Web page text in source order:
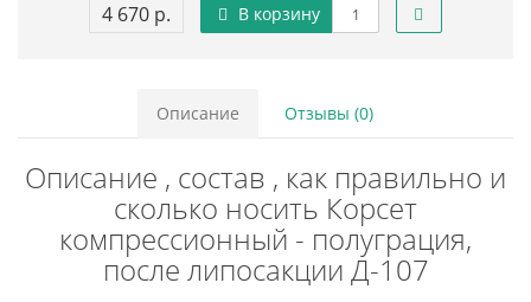
4 670 р. В корзину
Описание Отзывы (0)
Описание , состав , как правильно и
сколько носить Корсет
компрессионный - полуграция,
после липосакции Д-107